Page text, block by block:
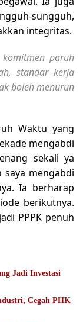
sungguh,
integritas.
paruh
standar kerja
boleh menurun
Waktu yang
mengabdi
sekali ya
mengabdi
Ia berharap
berikutnya.
PPPK penuh
Jadi Investasi
Cegah PHK